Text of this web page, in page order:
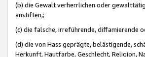
(b) die Gewalt verherrlichen oder
anstiften,;
(c) die falsche, irreführende, diffamierende
(d) die von Hass geprägte, belästigende,
Herkunft, Hautfarbe, Geschlecht, Religion,